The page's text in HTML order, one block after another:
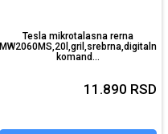
Tesla mikrotalasna rerna
MW2060MS,20l,gril,srebrna,digitalne
komand...
11.890 RSD